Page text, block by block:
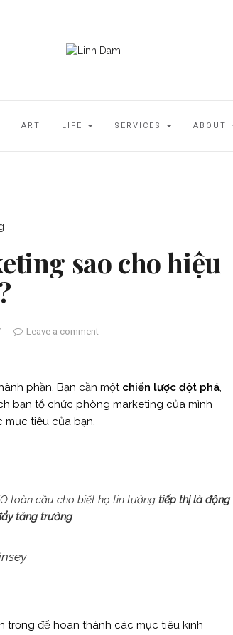
ART LIFE SERVICES ABOUT
sao cho hiệu
Leave a comment
phần. Bạn cần một chiến lược đột phá,
bạn tổ chức phòng marketing của mình
mục tiêu của bạn.
toàn cầu cho biết họ tin tưởng tiếp thị là động
tăng trưởng.
trọng để hoàn thành các mục tiêu kinh